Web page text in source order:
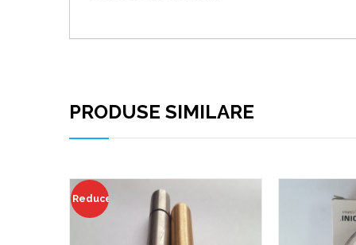
PRODUSE SIMILARE
Reduceri!